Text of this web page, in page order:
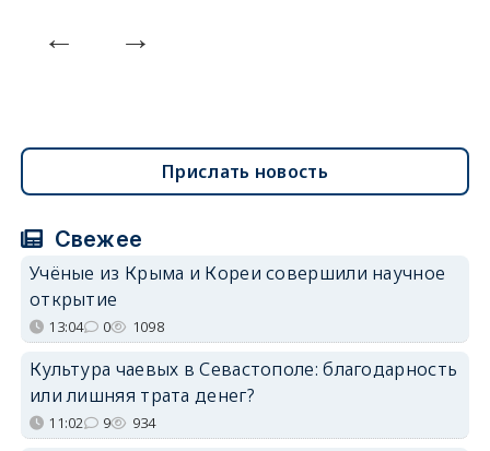
Прислать новость
Свежее
Учёные из Крыма и Кореи совершили научное
открытие
13:04 0 1098
Культура чаевых в Севастополе: благодарность
или лишняя трата денег?
11:02 9 934